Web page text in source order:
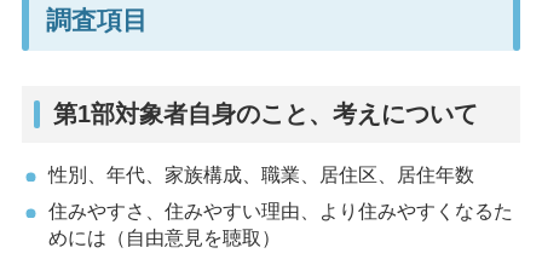
調査項目
第1部対象者自身のこと、考えについて
性別、年代、家族構成、職業、居住区、居住年数
住みやすさ、住みやすい理由、より住みやすくなるた
めには（自由意見を聴取）